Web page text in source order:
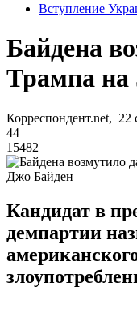
Вступление
Байдена
Трампа на
Корреспондент.net, 22
44
15482
Джо Байден
Кандидат в
демпартии